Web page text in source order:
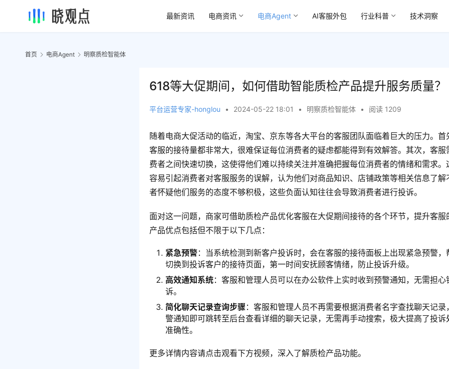
最新资讯 电商资讯 电商Agent AI客服外包 行业科普 技术洞察
首页 电商Agent 明察质检智能体
618等大促期间，如何借助智能质检产品提升服务质量？
平台运营专家-honglou • 2024-05-22 18:01 • 明察质检智能体 • 阅读 1209
随着电商大促活动的临近，淘宝、京东等各大平台的客服团队面临着巨大的压力。首
客服的接待量都非常大，很难保证每位消费者的疑虑都能得到有效解答。其次，客服
费者之间快速切换，这使得他们难以持续关注并准确把握每位消费者的情绪和需求。
容易引起消费者对客服服务的误解，认为他们对商品知识、店铺政策等相关信息了解
者怀疑他们服务的态度不够积极，这些负面认知往往会导致消费者进行投诉。
面对这一问题，商家可借助质检产品优化客服在大促期间接待的各个环节，提升客服
产品优点包括但不限于以下几点：
紧急预警：当系统检测到新客户投诉时，会在客服的接待面板上出现紧急预警，
切换到投诉客户的接待页面，第一时间安抚顾客情绪，防止投诉升级。
高效通知系统：客服和管理人员可以在办公软件上实时收到预警通知，无需担心
诉。
简化聊天记录查询步骤 ：客服和管理人员不再需要根据消费者名字查找聊天记录
警通知即可跳转至后台查看详细的聊天记录，无需再手动搜索，极大提高了投诉
准确性。
更多详情内容请点击观看下方视频，深入了解质检产品功能。